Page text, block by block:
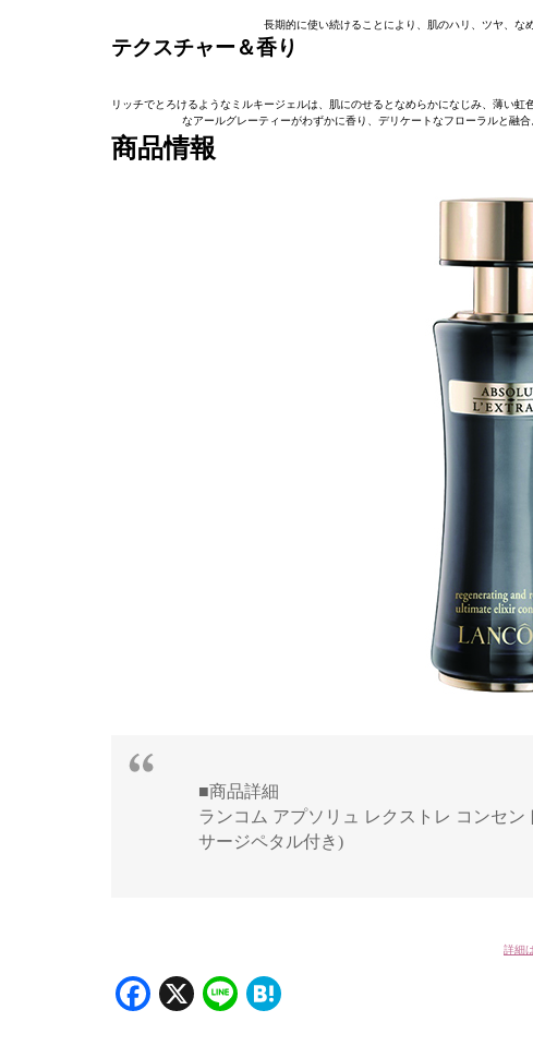
長期的に使い続けることにより、肌のハリ、ツヤ、な
テクスチャー＆香り
リッチでとろけるようなミルキージェルは、肌にのせるとなめらかになじみ、薄い
なアールグレーティーがわずかに香り、デリケートなフローラルと融
商品情報
■商品詳細
ランコム アプソリュ レクストレ コンセ
サージペタル付き)
詳細
Facebook
X Line